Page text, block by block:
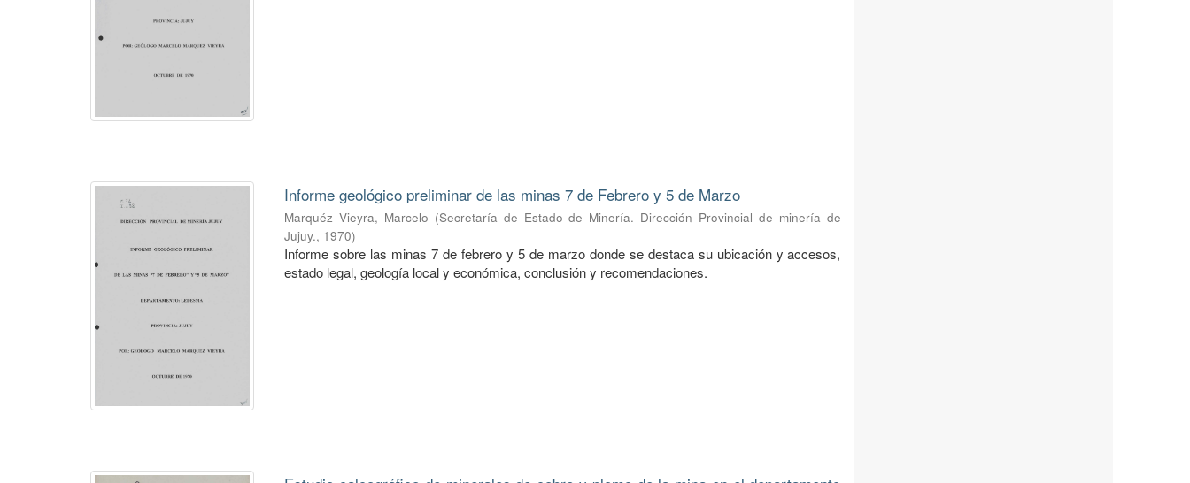
Informe geológico preliminar de las minas 7 de Febrero y 5 de Marzo
Marquéz Vieyra, Marcelo (Secretaría de Estado de Minería. Dirección Provincial de minería de
Jujuy., 1970)
Informe sobre las minas 7 de febrero y 5 de marzo donde se destaca su ubicación y accesos,
estado legal, geología local y económica, conclusión y recomendaciones.